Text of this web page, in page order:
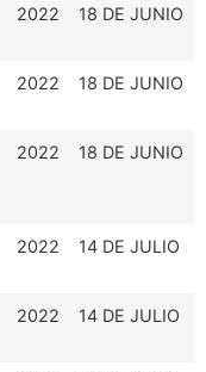
2022 18 DE JUNIO
2022 18 DE JUNIO
2022 18 DE JUNIO
2022 14 DE JULIO
2022 14 DE JULIO